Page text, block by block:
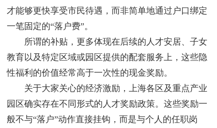
才能够更快享受市民待遇，而非简单地通过户口绑定
一笔固定的“落户费”。
所谓的补贴，更多体现在后续的人才安居、子女
教育以及特定区域或园区提供的配套服务上，这些隐
性福利的价值经常高于一次性的现金奖励。
关于大家关心的经济激励，上海各区及重点产业
园区确实存在不同形式的人才奖励政策。这些奖励一
般不与“落户”动作直接挂钩，而是与个人的任职岗